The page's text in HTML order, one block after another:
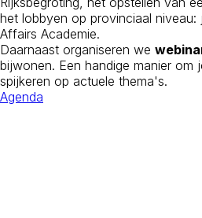
het lobbyen op provinciaal niveau:
Affairs Academie.
Daarnaast organiseren we
bijwonen. Een handige manier om
spijkeren op actuele thema's.
Agenda